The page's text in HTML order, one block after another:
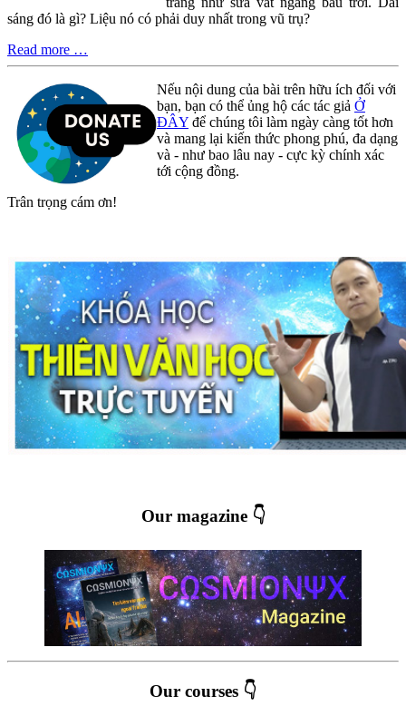
sáng đó là gì? Liệu nó có phải duy nhất trong vũ trụ?
Read more …
Nếu nội dung của bài trên hữu ích đối với
bạn, bạn có thể ủng hộ các tác giả Ở
ĐÂY để chúng tôi làm ngày càng tốt hơn
và mang lại kiến thức phong phú, đa dạng
và - như bao lâu nay - cực kỳ chính xác
tới cộng đồng.
Trân trọng cám ơn!
Our magazine 👇
Our courses 👇